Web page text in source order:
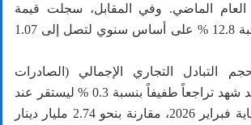
الماضي. وفي المقابل، سجلت قيمة
الواردات قفزة بنسبة 12.8 % على أساس سنوي لتصل إلى 1.07
التبادل التجاري الإجمالي (الصادرات
والواردات معاً)، فقد شهد تراجعاً طفيفاً بنسبة 0.3 % ليستقر عند
2.73 مليار دينار بنهاية فبراير 2026، مقارنة بنحو 2.74 مليار دينار